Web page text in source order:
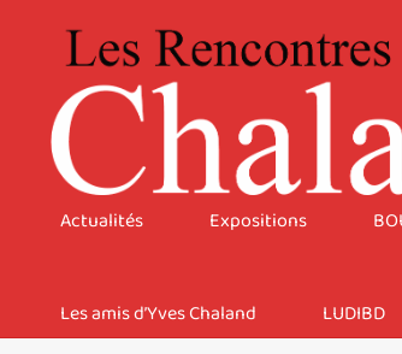
navigation
contenu
Actualités Expositions
Les amis d’Yves Chaland LUDIBD